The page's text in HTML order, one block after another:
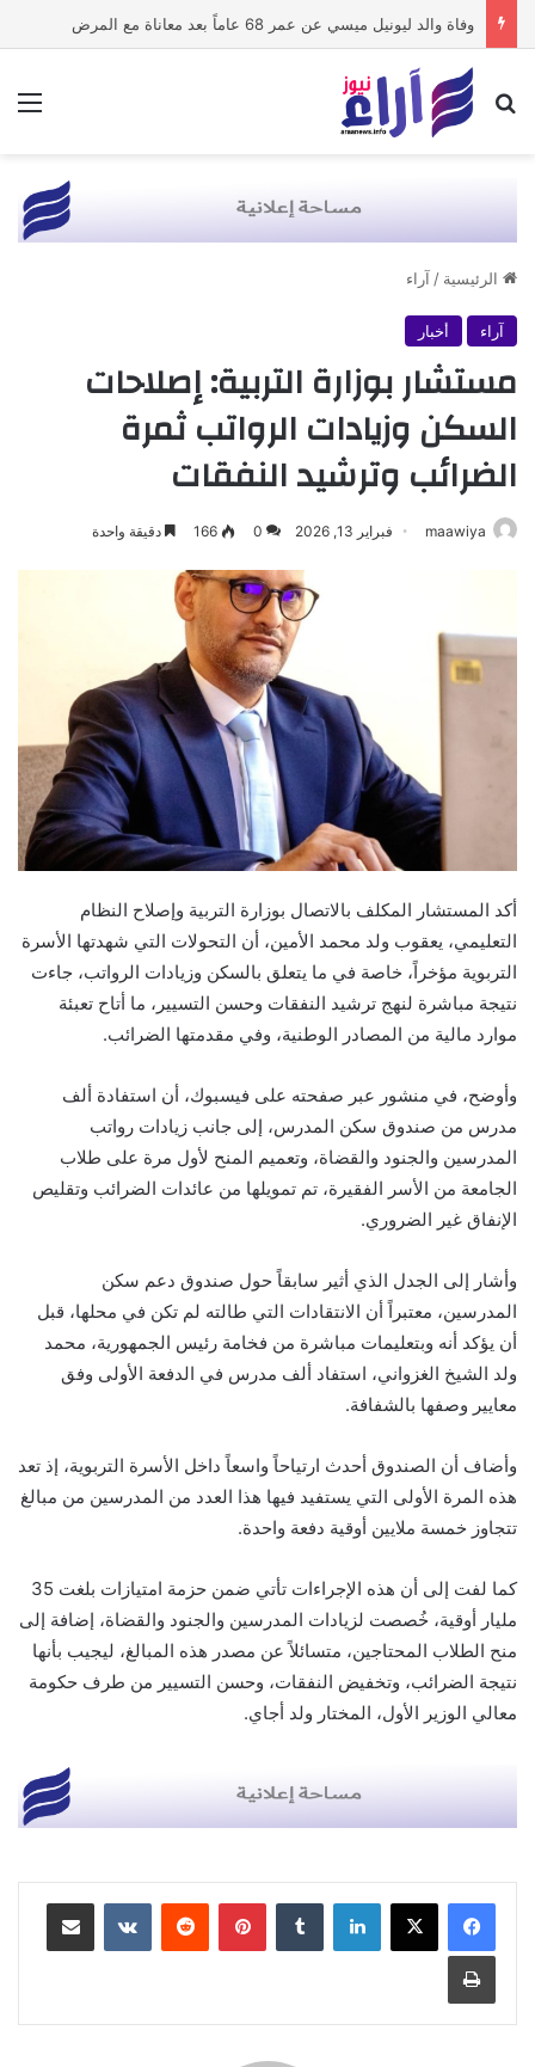
وفاة والد ليونيل ميسي عن عمر 68 عاماً بعد معاناة مع المرض
بحث عن
الرئيسية / آراء
آراء أخبار
مستشار بوزارة التربية: إصلاحات
السكن وزيادات الرواتب ثمرة
الضرائب وترشيد النفقات
maawiya فبراير 13, 2026 0
166 دقيقة واحدة
أكد المستشار المكلف بالاتصال بوزارة التربية وإصلاح النظام
التعليمي، يعقوب ولد محمد الأمين، أن التحولات التي شهدتها الأسرة
التربوية مؤخراً، خاصة في ما يتعلق بالسكن وزيادات الرواتب، جاءت
نتيجة مباشرة لنهج ترشيد النفقات وحسن التسيير، ما أتاح تعبئة
موارد مالية من المصادر الوطنية، وفي مقدمتها الضرائب.
وأوضح، في منشور عبر صفحته على فيسبوك، أن استفادة ألف
مدرس من صندوق سكن المدرس، إلى جانب زيادات رواتب
المدرسين والجنود والقضاة، وتعميم المنح لأول مرة على طلاب
الجامعة من الأسر الفقيرة، تم تمويلها من عائدات الضرائب وتقليص
الإنفاق غير الضروري.
وأشار إلى الجدل الذي أثير سابقاً حول صندوق دعم سكن
المدرسين، معتبراً أن الانتقادات التي طالته لم تكن في محلها، قبل
أن يؤكد أنه وبتعليمات مباشرة من فخامة رئيس الجمهورية، محمد
ولد الشيخ الغزواني، استفاد ألف مدرس في الدفعة الأولى وفق
معايير وصفها بالشفافة.
وأضاف أن الصندوق أحدث ارتياحاً واسعاً داخل الأسرة التربوية، إذ تعد
هذه المرة الأولى التي يستفيد فيها هذا العدد من المدرسين من مبالغ
تتجاوز خمسة ملايين أوقية دفعة واحدة.
كما لفت إلى أن هذه الإجراءات تأتي ضمن حزمة امتيازات بلغت 35
مليار أوقية، خُصصت لزيادات المدرسين والجنود والقضاة، إضافة إلى
منح الطلاب المحتاجين، متسائلاً عن مصدر هذه المبالغ، ليجيب بأنها
نتيجة الضرائب، وتخفيض النفقات، وحسن التسيير من طرف حكومة
معالي الوزير الأول، المختار ولد أجاي.
لينكدإن بينتيريست مشاركة عبر البريد
طباعة